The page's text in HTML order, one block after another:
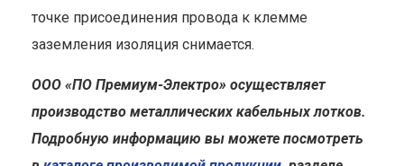
точке присоединения провода к клемме
заземления изоляция снимается.
ООО «ПО Премиум-Электро» осуществляет
производство металлических кабельных лотков.
Подробную информацию вы можете посмотреть